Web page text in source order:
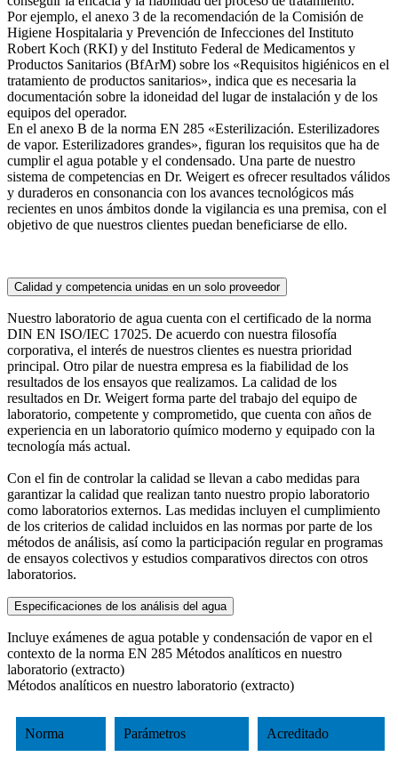
Por ejemplo, el anexo 3 de la recomendación de la Comisión de
Higiene Hospitalaria y Prevención de Infecciones del Instituto
Robert Koch (RKI) y del Instituto Federal de Medicamentos y
Productos Sanitarios (BfArM) sobre los «Requisitos higiénicos en el
tratamiento de productos sanitarios», indica que es necesaria la
documentación sobre la idoneidad del lugar de instalación y de los
equipos del operador.
En el anexo B de la norma EN 285 «Esterilización. Esterilizadores
de vapor. Esterilizadores grandes», figuran los requisitos que ha de
cumplir el agua potable y el condensado. Una parte de nuestro
sistema de competencias en Dr. Weigert es ofrecer resultados válidos
y duraderos en consonancia con los avances tecnológicos más
recientes en unos ámbitos donde la vigilancia es una premisa, con el
objetivo de que nuestros clientes puedan beneficiarse de ello.
Calidad y competencia unidas en un solo proveedor
Nuestro laboratorio de agua cuenta con el certificado de la norma
DIN EN ISO/IEC 17025. De acuerdo con nuestra filosofía
corporativa, el interés de nuestros clientes es nuestra prioridad
principal. Otro pilar de nuestra empresa es la fiabilidad de los
resultados de los ensayos que realizamos. La calidad de los
resultados en Dr. Weigert forma parte del trabajo del equipo de
laboratorio, competente y comprometido, que cuenta con años de
experiencia en un laboratorio químico moderno y equipado con la
tecnología más actual.
Con el fin de controlar la calidad se llevan a cabo medidas para
garantizar la calidad que realizan tanto nuestro propio laboratorio
como laboratorios externos. Las medidas incluyen el cumplimiento
de los criterios de calidad incluidos en las normas por parte de los
métodos de análisis, así como la participación regular en programas
de ensayos colectivos y estudios comparativos directos con otros
laboratorios.
Especificaciones de los análisis del agua
Incluye exámenes de agua potable y condensación de vapor en el
contexto de la norma EN 285 Métodos analíticos en nuestro
laboratorio (extracto)
Métodos analíticos en nuestro laboratorio (extracto)
Norma Parámetros Acreditado